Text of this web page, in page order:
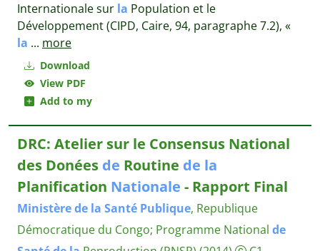
Download
View PDF
Add to my
Internationale sur la Population et le
Développement (CIPD, Caire, 94, paragraphe 7.2), «
la ... more
DRC: Atelier sur le Consensus National
des Donées de Routine de la
Planification Nationale - Rapport Final
Ministèrede la Santé Publique, Republique
Démocratique du Congo; Programme National de